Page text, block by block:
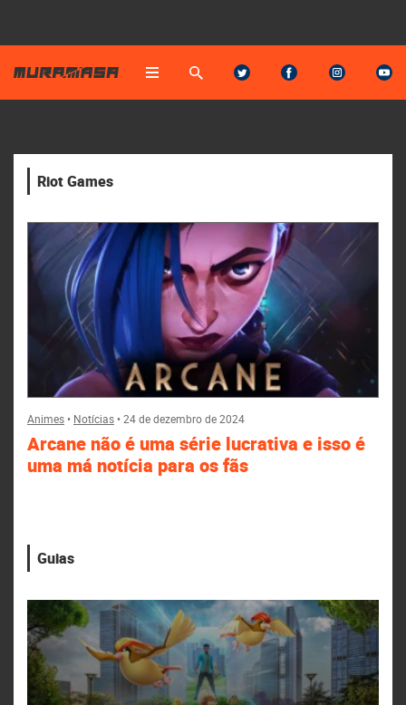
Riot Games
Animes• Notícias•24 de dezembro de 2024
Arcane não é uma série lucrativa e isso é
uma má notícia para os fãs
Guias